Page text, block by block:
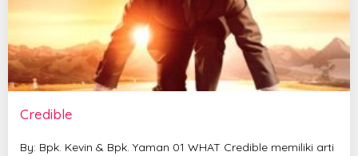
Credible
By: Bpk. Kevin & Bpk. Yaman 01 WHAT Credible memiliki arti